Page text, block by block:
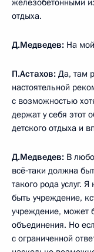
отдыха.
Д.Медведев: На
П.Астахов: Да, там
настоятельной
с возможностью
держат у себя этот
детского отдыха и
Д.Медведев: В
всё‑таки должна
такого рода услуг.
быть учреждение,
учреждение, может
объединения. Но
с ограниченной